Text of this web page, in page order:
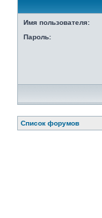
Имя пользователя:
Пароль:
Список форумов